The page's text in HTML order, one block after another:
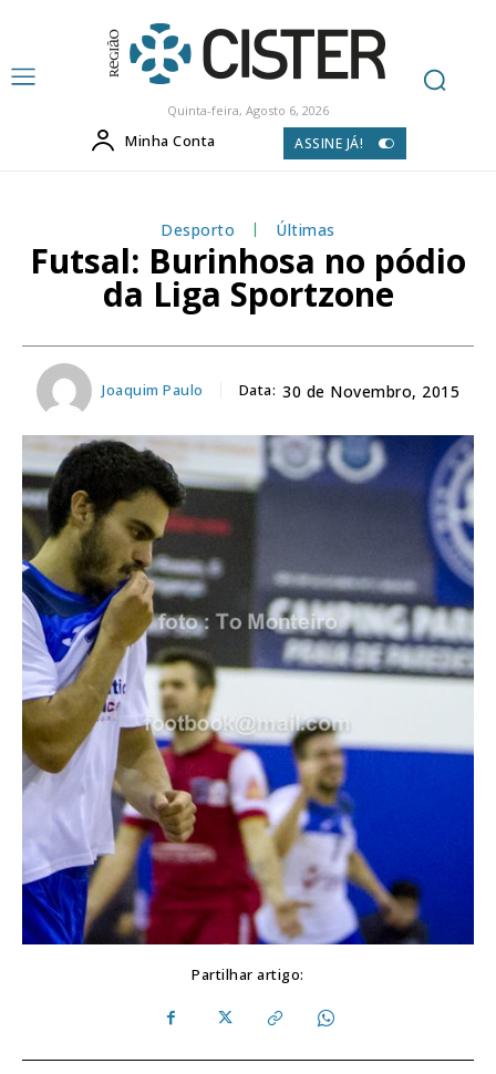
Quinta-feira, Agosto 6, 2026
Minha Conta ASSINE JÁ!
Desporto Últimas
Futsal: Burinhosa no pódio
da Liga Sportzone
Joaquim Paulo Data: 30 de Novembro, 2015
Partilhar artigo: